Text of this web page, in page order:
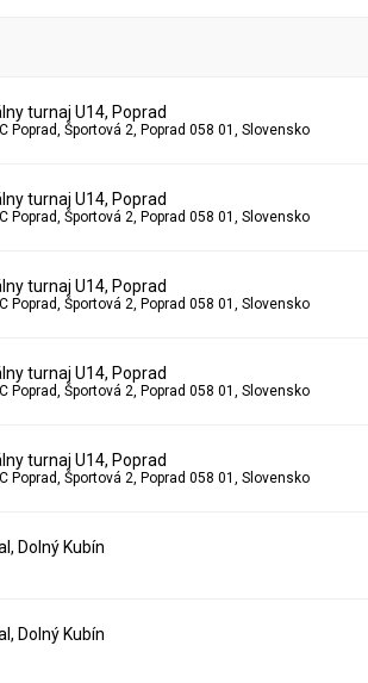
turnaj U14, Poprad
Poprad, Športová 2, Poprad 058 01, Slovensko
turnaj U14, Poprad
Poprad, Športová 2, Poprad 058 01, Slovensko
turnaj U14, Poprad
Poprad, Športová 2, Poprad 058 01, Slovensko
turnaj U14, Poprad
Poprad, Športová 2, Poprad 058 01, Slovensko
turnaj U14, Poprad
Poprad, Športová 2, Poprad 058 01, Slovensko
Dolný Kubín
Dolný Kubín